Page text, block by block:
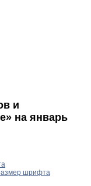
и
на январь
шрифта